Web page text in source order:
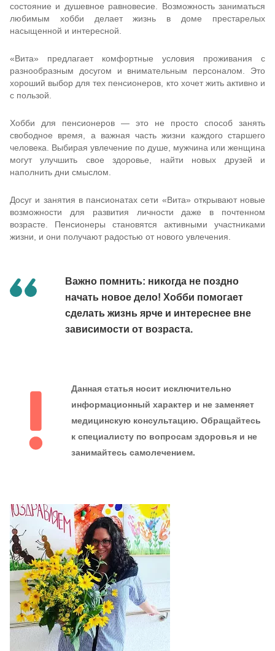
состояние и душевное равновесие. Возможность заниматься
любимым хобби делает жизнь в доме престарелых
насыщенной и интересной.
«Вита» предлагает комфортные условия проживания с
разнообразным досугом и внимательным персоналом. Это
хороший выбор для тех пенсионеров, кто хочет жить активно и
с пользой.
Хобби для пенсионеров — это не просто способ занять
свободное время, а важная часть жизни каждого старшего
человека. Выбирая увлечение по душе, мужчина или женщина
могут улучшить свое здоровье, найти новых друзей и
наполнить дни смыслом.
Досуг и занятия в пансионатах сети «Вита» открывают новые
возможности для развития личности даже в почтенном
возрасте. Пенсионеры становятся активными участниками
жизни, и они получают радостью от нового увлечения.
Важно помнить: никогда не поздно
начать новое дело! Хобби помогает
сделать жизнь ярче и интереснее вне
зависимости от возраста.
Данная статья носит исключительно
информационный характер и не заменяет
медицинскую консультацию. Обращайтесь
к специалисту по вопросам здоровья и не
занимайтесь самолечением.